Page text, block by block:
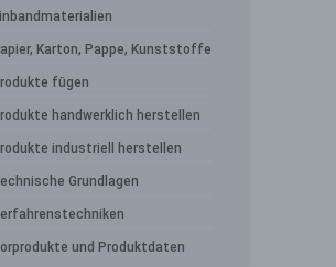
Karton, Pappe, Kunststoffe
fügen
handwerklich herstellen
industriell herstellen
Grundlagen
und Produktdaten